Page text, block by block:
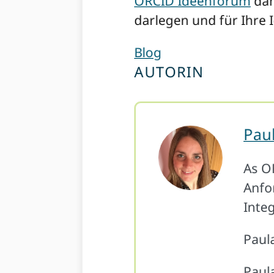
darlegen und für Ihre
Blog
AUTORIN
As